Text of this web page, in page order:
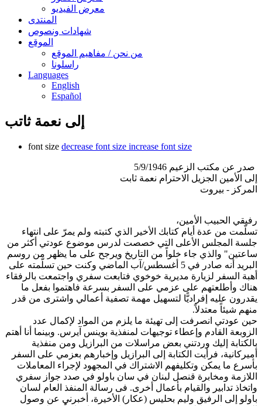
معرض الفيديو
المنتدى
شهادات ونصوص
الموقع
من نحن / مفاهيم الموقع
راسلونا
Languages
English
Español
إلى نعمة ثاتب
font size decrease font size increase font size
صدر عن مكتب الزعيم 5/9/1946
إلى الأمين الجزيل الاحترام نعمة ثابت
المركز - بيروت
رفيقي الحبيب الأمين،
تسلّمت من عدة أيام كتابك الأخير الذي كتبته ولم يمرّ على انتهاء
جلسة المجلس الأعلى التي خصصت لدرس موضوع عودتي أكثر من
ساعتين" والذي جاء خلواً من التاريخ ويرجح على ما يظهر من روسم
البريد أنه صادر في 5 أغسطس/آب الماضي وكنت حين تسلّمته على
أهبة السفر لزيارة مديرية خوخوي فتابعت سفري واجتمعت بالرفقاء
هناك وأطلعتهم على عزمي على السفر بسرعة فاهتموا بفعل ما
يقدرون عليه إفراديًّا لتسهيل مهمة تصفية أعمالي واشترى من قدر
منهم شيئاً معتدلاً.
حين عودتي انصرفت إلى تهيئة ما يلزم من المواد لإكمال عدد
الزوبعة القادم وإعطاء توجيهات لمنفذية بوينس آيرس. وبينما أنا أهتم
بالكتابة إليك وردتني بعض مراسلات من البرازيل ومن منفذية
أميركانية، فرأيت الكتابة إلى البرازيل وإخبارهم بعزمي على السفر
بأسرع ما يمكن وتكليفهم الاشتراك في المجهود لإجراء المعاملات
اللازمة ومخابرة قنصل لبنان في سان باولو في صدد جواز سفري
واتخاذ تدابير والقيام بأعمال أخرى. فى رسالة المنفذ العام لسان
باولو إلى الرفيق وليم بحليس (عكار) الأخيرة، أخبرني عن وصول